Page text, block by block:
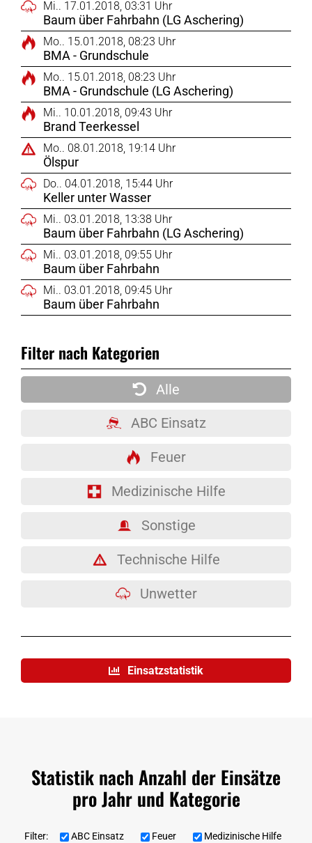
Mi.. 17.01.2018, 03:31 Uhr
Baum über Fahrbahn (LG Aschering)
Mo.. 15.01.2018, 08:23 Uhr
BMA - Grundschule
Mo.. 15.01.2018, 08:23 Uhr
BMA - Grundschule (LG Aschering)
Mi.. 10.01.2018, 09:43 Uhr
Brand Teerkessel
Mo.. 08.01.2018, 19:14 Uhr
Ölspur
Do.. 04.01.2018, 15:44 Uhr
Keller unter Wasser
Mi.. 03.01.2018, 13:38 Uhr
Baum über Fahrbahn (LG Aschering)
Mi.. 03.01.2018, 09:55 Uhr
Baum über Fahrbahn
Mi.. 03.01.2018, 09:45 Uhr
Baum über Fahrbahn
Filter nach Kategorien
Alle
ABC Einsatz
Feuer
Medizinische Hilfe
Sonstige
Technische Hilfe
Unwetter
Einsatzstatistik
Statistik nach Anzahl der Einsätze
pro Jahr und Kategorie
Filter: ABC Einsatz Feuer
Medizinische Hilfe